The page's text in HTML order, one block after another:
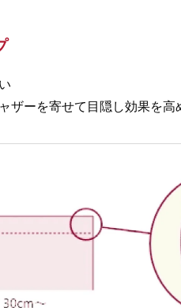
ザーを寄せて目隠し効果を高